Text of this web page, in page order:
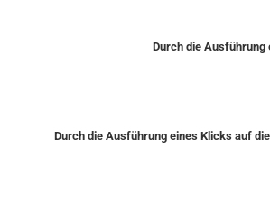
Durch die Ausführung
Durch die Ausführung eines Klicks auf